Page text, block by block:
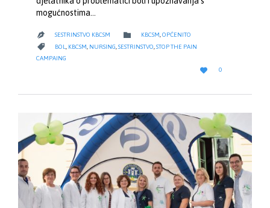
mogućnostima…
 SESTRINSTVO KBCSM  CATEGORY
KBCSM OPĆENITO
 CATEGORY
BOL KBCSM NURSING SESTRINSTVO STOP THE PAIN
CAMPAING

LOVE
IT
0